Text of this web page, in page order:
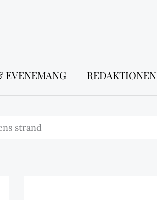
EVENEMANG REDAKTIONEN
strand